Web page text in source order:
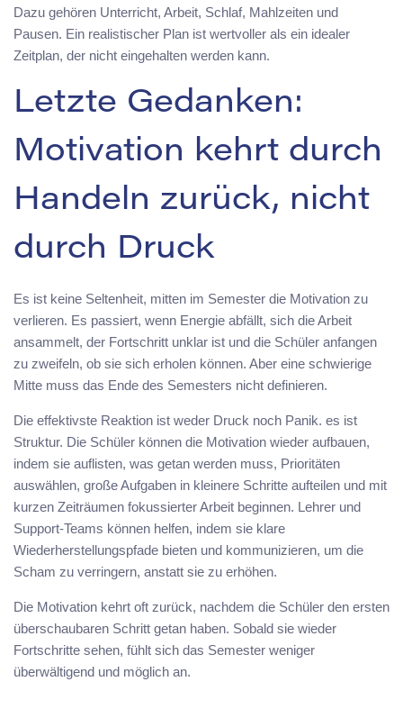
Dazu gehören Unterricht, Arbeit, Schlaf, Mahlzeiten und
Pausen. Ein realistischer Plan ist wertvoller als ein idealer
Zeitplan, der nicht eingehalten werden kann.
Letzte Gedanken:
Motivation kehrt durch
Handeln zurück, nicht
durch Druck
Es ist keine Seltenheit, mitten im Semester die Motivation zu
verlieren. Es passiert, wenn Energie abfällt, sich die Arbeit
ansammelt, der Fortschritt unklar ist und die Schüler anfangen
zu zweifeln, ob sie sich erholen können. Aber eine schwierige
Mitte muss das Ende des Semesters nicht definieren.
Die effektivste Reaktion ist weder Druck noch Panik. es ist
Struktur. Die Schüler können die Motivation wieder aufbauen,
indem sie auflisten, was getan werden muss, Prioritäten
auswählen, große Aufgaben in kleinere Schritte aufteilen und mit
kurzen Zeiträumen fokussierter Arbeit beginnen. Lehrer und
Support-Teams können helfen, indem sie klare
Wiederherstellungspfade bieten und kommunizieren, um die
Scham zu verringern, anstatt sie zu erhöhen.
Die Motivation kehrt oft zurück, nachdem die Schüler den ersten
überschaubaren Schritt getan haben. Sobald sie wieder
Fortschritte sehen, fühlt sich das Semester weniger
überwältigend und möglich an.